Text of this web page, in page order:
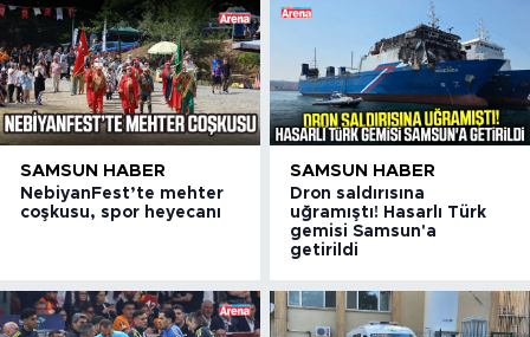
SAMSUN HABER
NebiyanFest’te mehter
coşkusu, spor heyecanı
SAMSUN HABER
Dron saldırısına
uğramıştı! Hasarlı Türk
gemisi Samsun'a
getirildi